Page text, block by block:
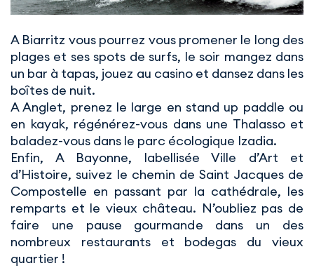
A Biarritz vous pourrez vous promener le long des
plages et ses spots de surfs, le soir mangez dans
un bar à tapas, jouez au casino et dansez dans les
boîtes de nuit.
A Anglet, prenez le large en stand up paddle ou
en kayak, régénérez-vous dans une Thalasso et
baladez-vous dans le parc écologique Izadia.
Enfin, A Bayonne, labellisée Ville d’Art et
d’Histoire, suivez le chemin de Saint Jacques de
Compostelle en passant par la cathédrale, les
remparts et le vieux château. N’oubliez pas de
faire une pause gourmande dans un des
nombreux restaurants et bodegas du vieux
quartier !